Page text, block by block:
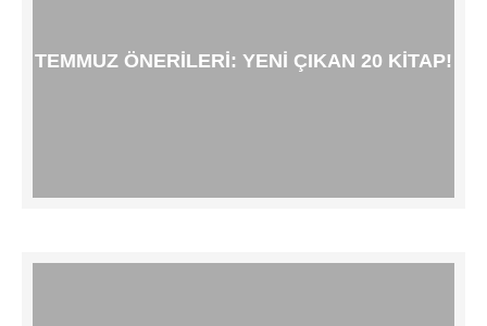
TEMMUZ ÖNERILERI: YENI ÇIKAN 20 KITAP!